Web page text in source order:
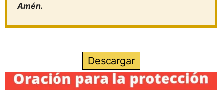
Amén.
Descargar